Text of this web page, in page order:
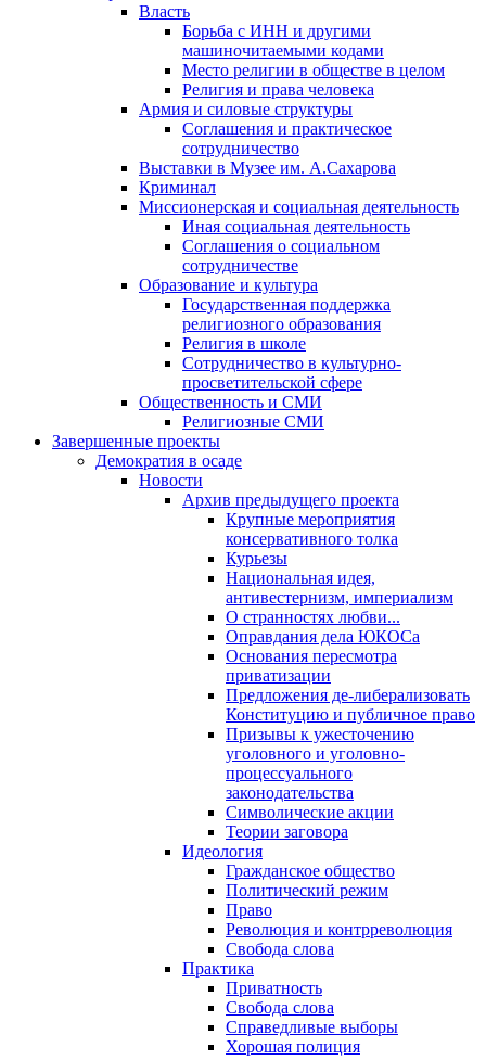
Власть
Борьба с ИНН и другими
машиночитаемыми кодами
Место религии в обществе в целом
Религия и права человека
Армия и силовые структуры
Соглашения и практическое
сотрудничество
Выставки в Музее им. А.Сахарова
Криминал
Миссионерская и социальная деятельность
Иная социальная деятельность
Соглашения о социальном
сотрудничестве
Образование и культура
Государственная поддержка
религиозного образования
Религия в школе
Сотрудничество в культурно-
просветительской сфере
Общественность и СМИ
Религиозные СМИ
Завершенные проекты
Демократия в осаде
Новости
Архив предыдущего проекта
Крупные мероприятия
консервативного толка
Курьезы
Национальная идея,
антивестернизм, империализм
О странностях любви...
Оправдания дела ЮКОСа
Основания пересмотра
приватизации
Предложения де-либерализовать
Конституцию и публичное право
Призывы к ужесточению
уголовного и уголовно-
процессуального
законодательства
Символические акции
Теории заговора
Идеология
Гражданское общество
Политический режим
Право
Революция и контрреволюция
Свобода слова
Практика
Приватность
Свобода слова
Справедливые выборы
Хорошая полиция